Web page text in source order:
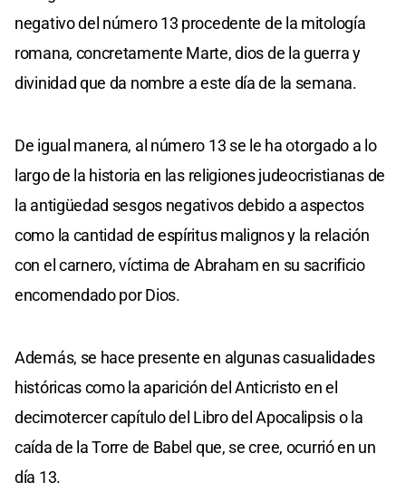
negativo del número 13 procedente de la mitología
romana, concretamente Marte, dios de la guerra y
divinidad que da nombre a este día de la semana.
De igual manera, al número 13 se le ha otorgado a lo
largo de la historia en las religiones judeocristianas de
la antigüedad sesgos negativos debido a aspectos
como la cantidad de espíritus malignos y la relación
con el carnero, víctima de Abraham en su sacrificio
encomendado por Dios.
Además, se hace presente en algunas casualidades
históricas como la aparición del Anticristo en el
decimotercer capítulo del Libro del Apocalipsis o la
caída de la Torre de Babel que, se cree, ocurrió en un
día 13.